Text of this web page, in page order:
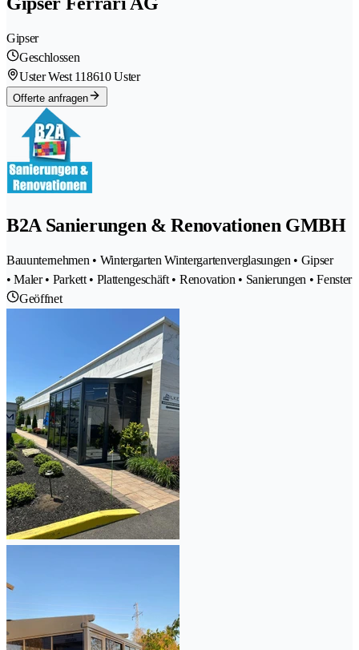
Gipser
Geschlossen
Uster West 118610 Uster
Offerte anfragen
B2A Sanierungen & Renovationen GMBH
Bauunternehmen • Wintergarten Wintergartenverglasungen • Gipser
• Maler • Parkett • Plattengeschäft • Renovation • Sanierungen • Fenster
Geöffnet